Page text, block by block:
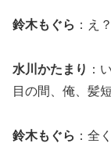
鈴木もぐら ：え
水川かたまり ：
目の間、俺、髪
鈴木もぐら ：全